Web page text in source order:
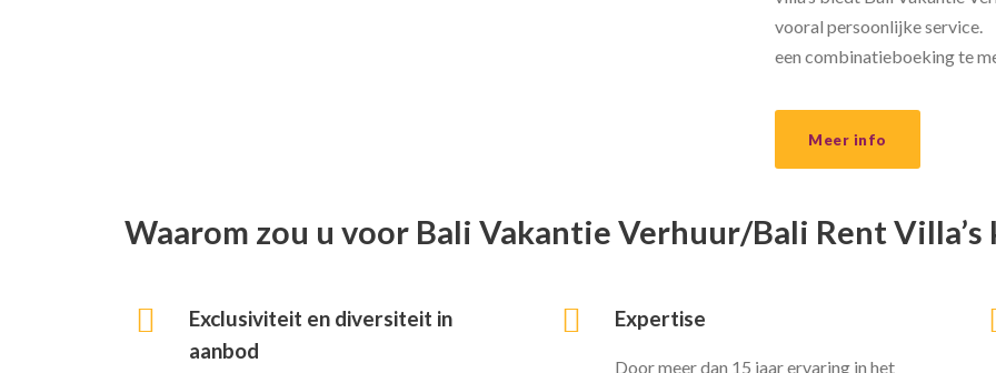
vooral persoonlijke service.
een combinatieboeking te
Meer info
Waarom zou u voor Bali Vakantie Verhuur/Bali Rent Villa’s
Exclusiviteit en diversiteit in
aanbod
Expertise
Door meer dan 15 jaar ervaring in het